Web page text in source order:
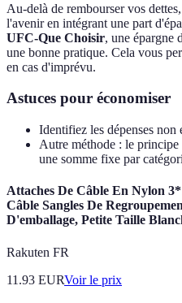
Au-delà de rembourser vos
l'avenir en intégrant une part
UFC-Que Choisir, une épargne
une bonne pratique. Cela vous
en cas d'imprévu.
Astuces pour économiser
Identifiez les dépenses non
Autre méthode : le
une somme fixe par
Attaches De Câble En Nylon
Câble Sangles De
D'emballage, Petite Taille
Rakuten FR
11.93 EURVoir le prix